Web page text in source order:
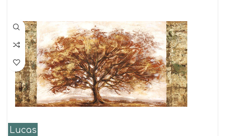
Lucas